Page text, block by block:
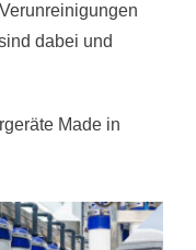
dabei und
Made in